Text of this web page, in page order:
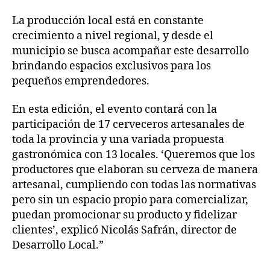
La producción local está en constante
crecimiento a nivel regional, y desde el
municipio se busca acompañar este desarrollo
brindando espacios exclusivos para los
pequeños emprendedores.
En esta edición, el evento contará con la
participación de 17 cerveceros artesanales de
toda la provincia y una variada propuesta
gastronómica con 13 locales. ‘Queremos que los
productores que elaboran su cerveza de manera
artesanal, cumpliendo con todas las normativas
pero sin un espacio propio para comercializar,
puedan promocionar su producto y fidelizar
clientes’, explicó Nicolás Safrán, director de
Desarrollo Local.”